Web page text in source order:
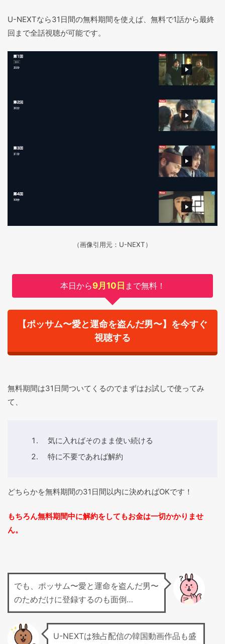
U-NEXTなら31日間の無料期間を使えば、無料で1話から最終
回まで全話視聴が可能です。
（画像引用元：U-NEXT）
本日から9月10日 まで無料！
【ポッサム〜愛と運命を盗んだ男〜】を今すぐ
視聴する
無料期間は31日間ついてくるのでまずはお試しで使ってみ
て、
気に入ればそのまま使い続ける
特に不要であれば解約
どちらかを無料期間の31日間以内に決めればOKです！
もちろん無料期間中に解約をしてもお金は一切かかりませ
ん。
でも、ポッサム〜愛と運命を盗んだ男〜
のためだけに登録するのも面倒…
U-NEXTは独占配信の韓国動画作品も盛